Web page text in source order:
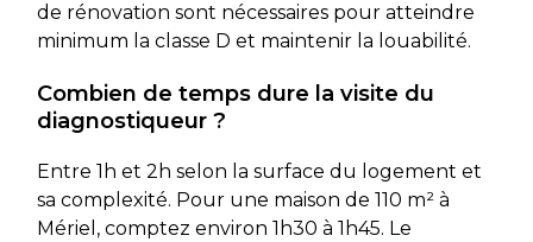
de rénovation sont nécessaires pour atteindre
minimum la classe D et maintenir la louabilité.
Combien de temps dure la visite du
diagnostiqueur ?
Entre 1h et 2h selon la surface du logement et
sa complexité. Pour une maison de 110 m² à
Mériel, comptez environ 1h30 à 1h45. Le